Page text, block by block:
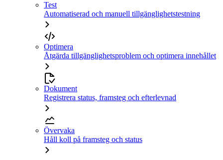
Test
Automatiserad och manuell tillgänglighetstestning
Optimera
Åtgärda tillgänglighetsproblem och optimera innehållet
Dokument
Registrera status, framsteg och efterlevnad
Övervaka
Håll koll på framsteg och status